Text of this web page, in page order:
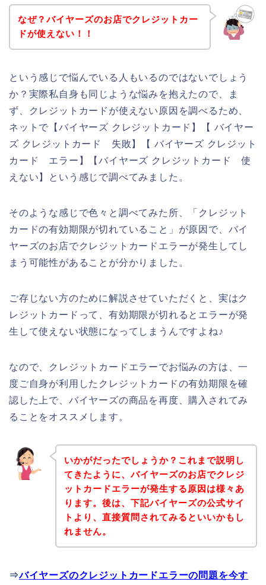
なぜ？バイヤーズのお店でクレジットカー
ドが使えない！！
という感じで悩んでいる人もいるのではないでしょう
か？実際私自身も同じような悩みを抱えたので、ま
ず、クレジットカードが使えない原因を調べるため、
ネットで【バイヤーズ クレジットカード】【 バイヤー
ズ クレジットカード 失敗】【 バイヤーズ クレジット
カード エラー】【バイヤーズ クレジットカード 使
えない】という感じで調べてみました。
そのような感じで色々と調べてみた所、「クレジット
カードの有効期限が切れていること」が原因で、バイ
ヤーズのお店でクレジットカードエラーが発生してし
まう可能性があることが分かりました。
ご存じない方のために解説させていただくと、実はク
レジットカードって、有効期限が切れるとエラーが発
生して使えない状態になってしまうんですよね♪
なので、クレジットカードエラーでお悩みの方は、一
度ご自身が利用したクレジットカードの有効期限を確
認した上で、バイヤーズの商品を再度、購入されてみ
ることをオススメします。
いかがだったでしょうか？これまで説明し
てきたように、バイヤーズのお店でクレジ
ットカードエラーが発生する原因は様々あ
ります。後は、下記バイヤーズの公式サイ
トより、直接質問されてみるといいかもし
れません。
⇒バイヤーズのクレジットカードエラーの問題を今す